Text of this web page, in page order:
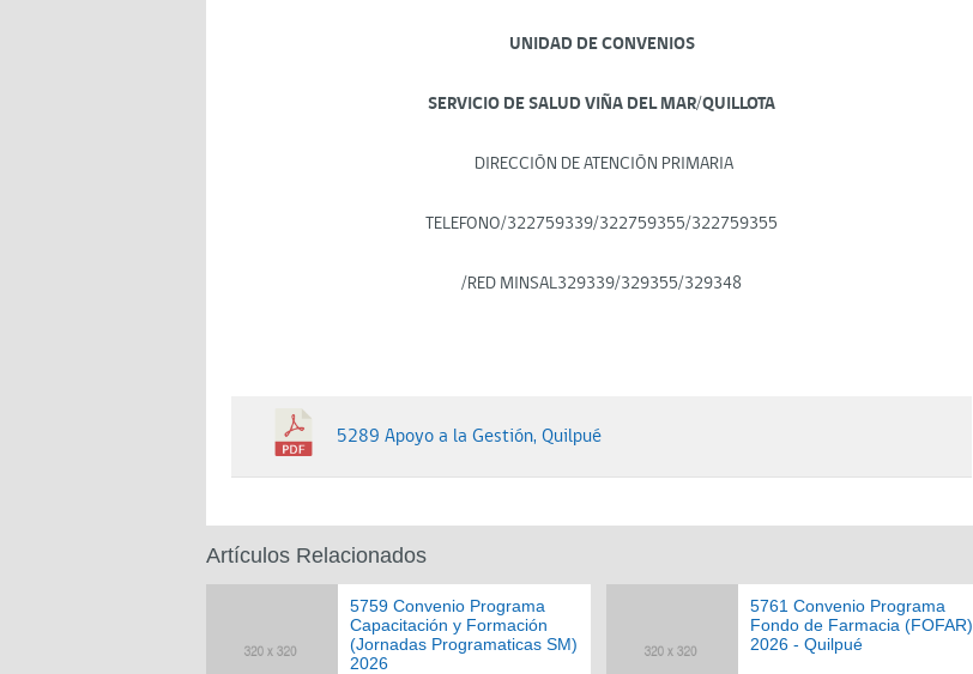
UNIDAD DE CONVENIOS
SERVICIO DE SALUD VIÑA DEL MAR/QUILLOTA
DIRECCIÓN DE ATENCIÓN PRIMARIA
TELEFONO/322759339/322759355/322759355
/RED MINSAL329339/329355/329348
5289 Apoyo a la Gestión, Quilpué
Artículos Relacionados
5759 Convenio Programa
Capacitación y Formación
(Jornadas Programaticas SM)
2026
5761 Convenio Programa
Fondo de Farmacia (FOFAR)
2026 - Quilpué